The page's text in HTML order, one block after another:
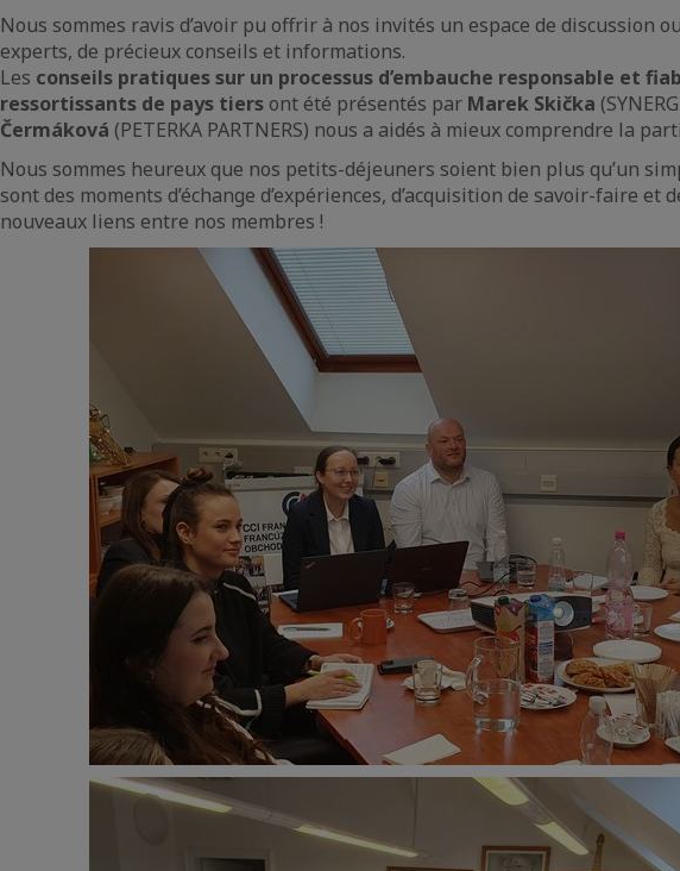
Nous sommes ravis d’avoir pu offrir à nos invités un espace de discussion
experts, de précieux conseils et informations.
Les conseils pratiques sur un processus d’embauche responsable et
ressortissants de pays tiersont été présentés par Marek Skička
Čermáková (PETERKA PARTNERS) nous a aidés à mieux comprendre la
Nous sommes heureux que nos petits-déjeuners soient bien plus qu’un
sont des moments d’échange d’expériences, d’acquisition de savoir-faire et
nouveaux liens entre nos membres !